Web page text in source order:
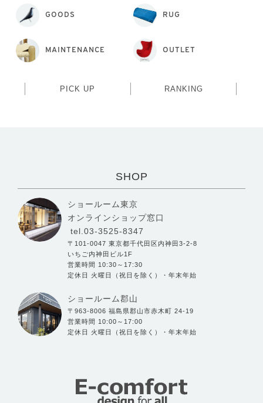
GOODS RUG
MAINTENANCE OUTLET
PICK UP RANKING
SHOP
ショールーム東京
オンラインショップ窓口
tel.03-3525-8347
〒101-0047 東京都千代田区内神田3-2-8
いちご内神田ビル1F
営業時間 10:30～17:30
定休日 火曜日（祝日を除く）・年末年始
ショールーム郡山
〒963-8006 福島県郡山市赤木町 24-19
営業時間 10:00～17:00
定休日 火曜日（祝日を除く）・年末年始